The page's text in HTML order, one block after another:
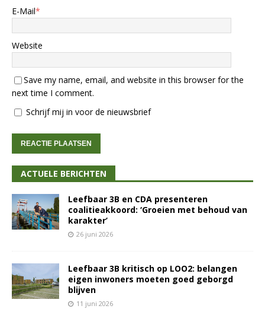
E-Mail*
Website
Save my name, email, and website in this browser for the
next time I comment.
Schrijf mij in voor de nieuwsbrief
ACTUELE BERICHTEN
Leefbaar 3B en CDA presenteren
coalitieakkoord: ‘Groeien met behoud van
karakter’
26 juni 2026
Leefbaar 3B kritisch op LOO2: belangen
eigen inwoners moeten goed geborgd
blijven
11 juni 2026